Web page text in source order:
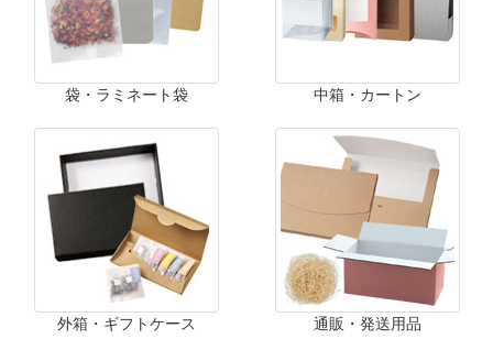
袋・ラミネート袋 中箱・カートン
外箱・ギフトケース 通販・発送用品